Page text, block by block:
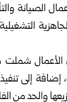
الصيانة
التشغيلية
الأعمال شملت
إضافة إلى